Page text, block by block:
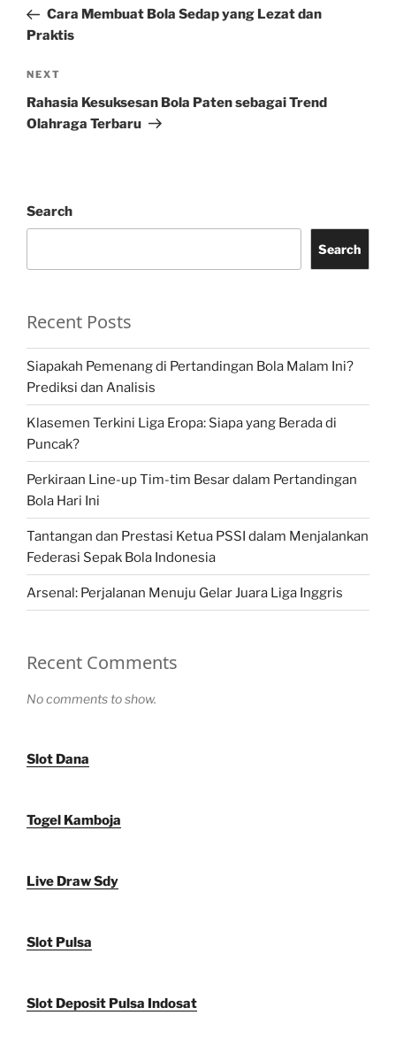
PostCara Membuat Bola Sedap yang Lezat dan
Praktis
Next
Post
NEXT
Rahasia Kesuksesan Bola Paten sebagai Trend
Olahraga Terbaru
Search
Search
Recent Posts
Siapakah Pemenang di Pertandingan Bola Malam Ini?
Prediksi dan Analisis
Klasemen Terkini Liga Eropa: Siapa yang Berada di
Puncak?
Perkiraan Line-up Tim-tim Besar dalam Pertandingan
Bola Hari Ini
Tantangan dan Prestasi Ketua PSSI dalam Menjalankan
Federasi Sepak Bola Indonesia
Arsenal: Perjalanan Menuju Gelar Juara Liga Inggris
Recent Comments
No comments to show.
Slot Dana
Togel Kamboja
Live Draw Sdy
Slot Pulsa
Slot Deposit Pulsa Indosat